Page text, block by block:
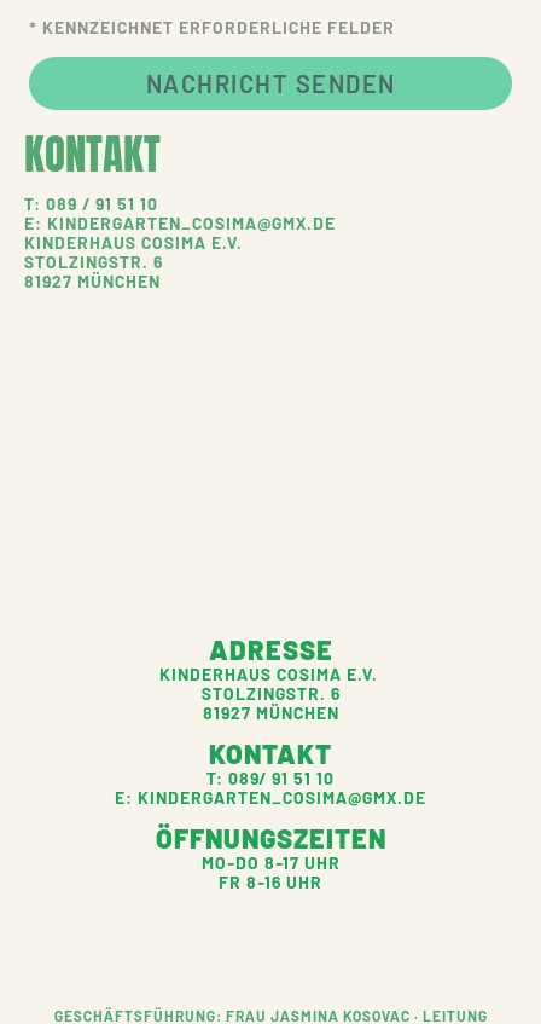
* KENNZEICHNET ERFORDERLICHE FELDER
NACHRICHT SENDEN
KONTAKT
T: 089 / 91 51 10
E: KINDERGARTEN_COSIMA@GMX.DE
KINDERHAUS COSIMA E.V.
STOLZINGSTR. 6
81927 MÜNCHEN
ADRESSE
KINDERHAUS COSIMA E.V.
STOLZINGSTR. 6
81927 MÜNCHEN
KONTAKT
T: 089/ 91 51 10
E: KINDERGARTEN_COSIMA@GMX.DE
ÖFFNUNGSZEITEN
MO-DO 8-17 UHR
FR 8-16 UHR
GESCHÄFTSFÜHRUNG: FRAU JASMINA KOSOVAC · LEITUNG